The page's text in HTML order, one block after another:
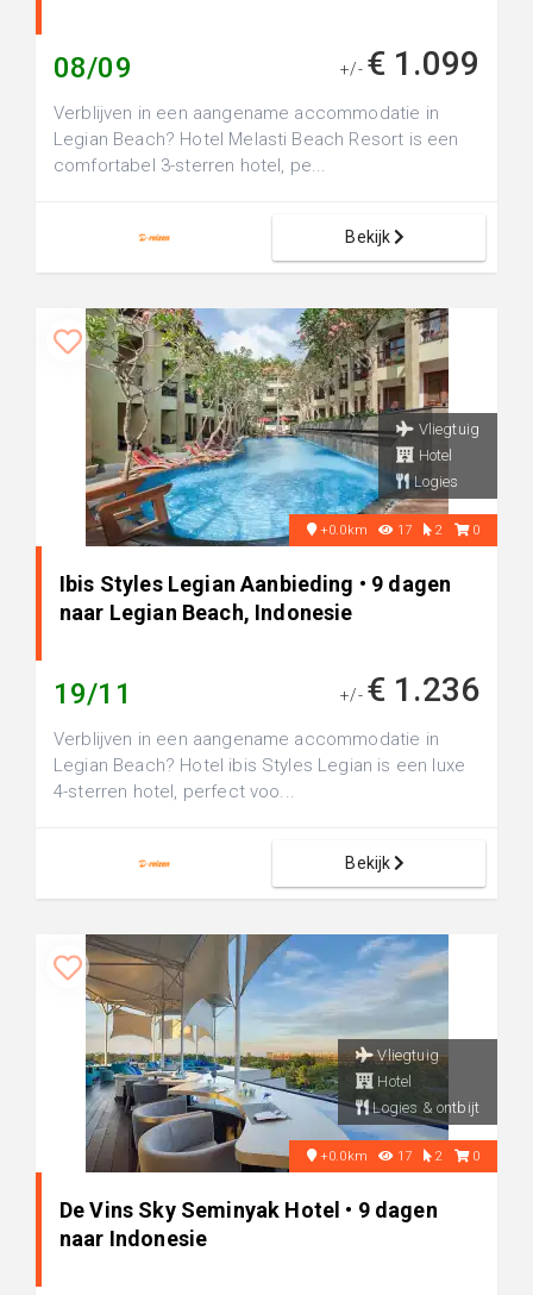
08/09 +/- € 1.099
Verblijven in een aangename accommodatie in
Legian Beach? Hotel Melasti Beach Resort is een
comfortabel 3-sterren hotel, pe...
Bekijk
Vliegtuig
Hotel
Logies
+0.0km 17 2 0
Ibis Styles Legian Aanbieding • 9 dagen
naar Legian Beach, Indonesie
19/11 +/- € 1.236
Verblijven in een aangename accommodatie in
Legian Beach? Hotel ibis Styles Legian is een luxe
4-sterren hotel, perfect voo...
Bekijk
Vliegtuig
Hotel
Logies & ontbijt
+0.0km 17 2 0
De Vins Sky Seminyak Hotel • 9 dagen
naar Indonesie